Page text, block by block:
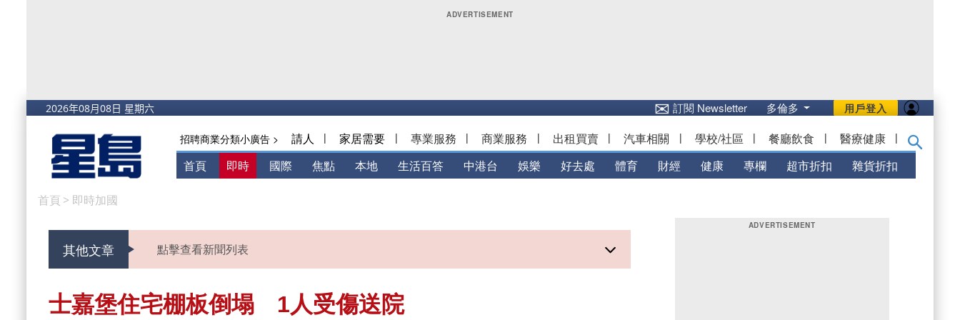
用戶登入
✉訂閱 Newsletter 多倫多
招聘商業分類小廣告 > 請人 | 家居需要 | 專業服務 | 商業服務 | 出租買賣 | 汽車相關 | 學校/社區 | 餐廳飲食 | 醫療健康 |
首頁 即時 國際 焦點 本地 生活百答 中港台 娛樂 好去處 體育 財經 健康 專欄 超市折扣 雜貨折扣
首頁 > 即時加國
其他文章 點擊查看新聞列表
士嘉堡住宅棚板倒塌 1人受傷送院